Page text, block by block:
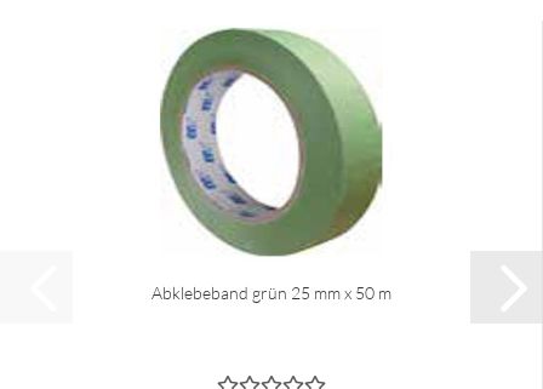
Abklebeband grün 25 mm x 50 m